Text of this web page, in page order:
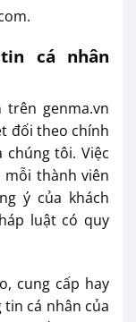
cá nhân
genma.vn
đối theo chính
tôi. Việc
thành viên
ý của khách
luật có quy
cung cấp hay
cá nhân của